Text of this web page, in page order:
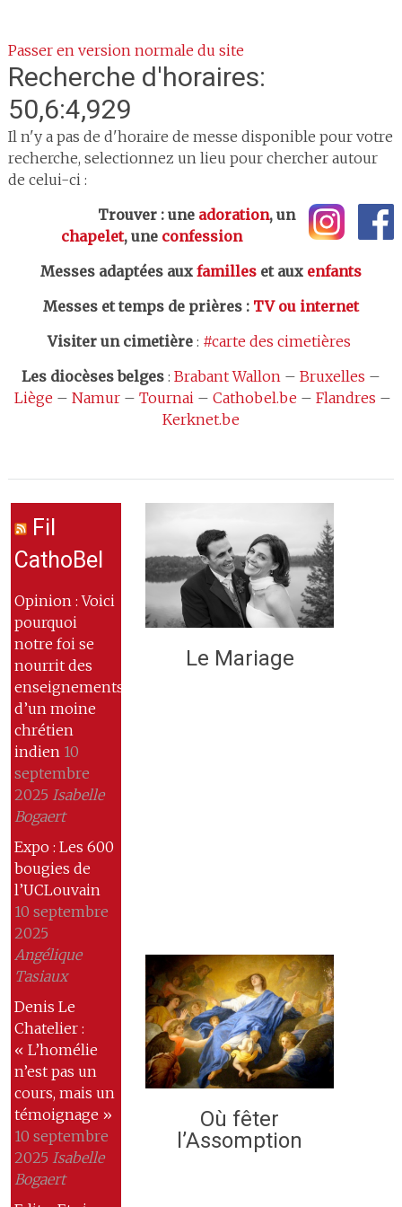
Passer en version normale du site
Recherche d'horaires:
50,6:4,929
Il n'y a pas de d'horaire de messe disponible pour votre
recherche, selectionnez un lieu pour chercher autour
de celui-ci :
Trouver : une adoration, un
chapelet, une confession
Messes adaptées aux familleset aux enfants
Messes et temps de prières: TV ou internet
Visiter un cimetière: #carte des cimetières
Les diocèses belges: Brabant Wallon– Bruxelles –
Liège – Namur– Tournai– Cathobel.be – Flandres –
Kerknet.be
Fil
CathoBel
Opinion : Voici
pourquoi
notre foi se
nourrit des
enseignements
d’un moine
chrétien
indien 10
septembre
2025 Isabelle
Bogaert
Expo : Les 600
bougies de
l’UCLouvain
10 septembre
2025
Angélique
Tasiaux
Denis Le
Chatelier :
« L’homélie
n’est pas un
cours, mais un
témoignage »
10 septembre
2025 Isabelle
Bogaert
Le Mariage
Où fêter
l’Assomption